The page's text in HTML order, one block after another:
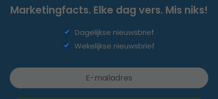
Marketingfacts. Elke dag vers. Mis niks!
Dagelijkse nieuwsbrief
Wekelijkse nieuwsbrief